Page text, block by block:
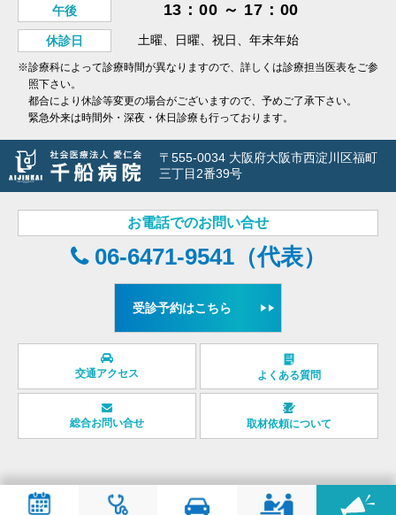
午後 13：00 ～ 17：00
休診日 土曜、日曜、祝日、年末年始
※診療科によって診療時間が異なりますので、詳しくは診療担当医表をご参
照下さい。
都合により休診等変更の場合がございますので、予めご了承下さい。
緊急外来は時間外・深夜・休日診療も行っております。
〒555-0034 大阪府大阪市西淀川区福町
三丁目2番39号
お電話でのお問い合せ
06-6471-9541（代表）
受診予約はこちら
交通アクセス よくある質問
総合お問い合せ 取材依頼について